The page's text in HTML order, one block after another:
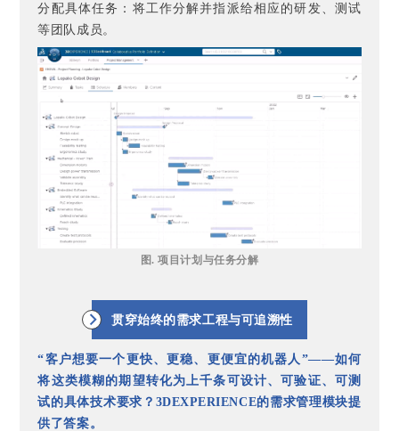
分配具体任务：将工作分解并指派给相应的研发、测试
等团队成员。
图. 项目计划与任务分解
贯穿始终的需求工程与可追溯性
“客户想要一个更快、更稳、更便宜的机器人”——如何
将这类模糊的期望转化为上千条可设计、可验证、可测
试的具体技术要求？3DEXPERIENCE的需求管理模块提
供了答案。